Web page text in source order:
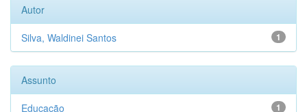
Autor
1
Silva, Waldinei Santos
Assunto
1
Educação